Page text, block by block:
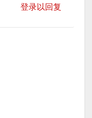
登录以回复